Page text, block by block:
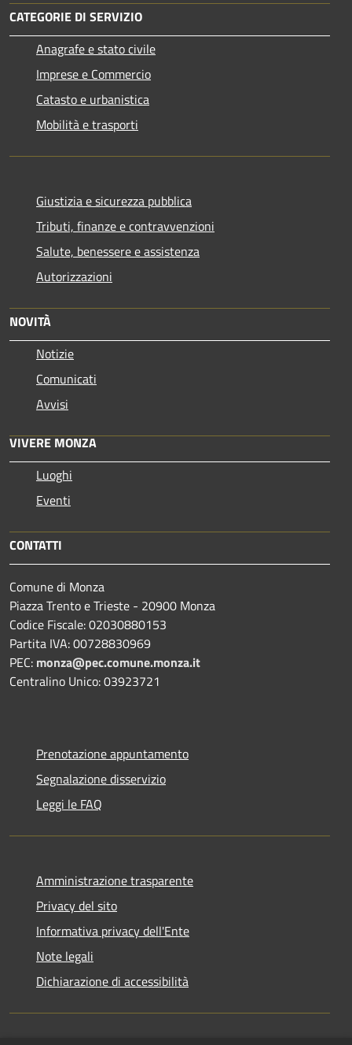
CATEGORIE DI SERVIZIO
Anagrafe e stato civile
Imprese e Commercio
Catasto e urbanistica
Mobilità e trasporti
Giustizia e sicurezza pubblica
Tributi, finanze e contravvenzioni
Salute, benessere e assistenza
Autorizzazioni
NOVITÀ
Notizie
Comunicati
Avvisi
VIVERE MONZA
Luoghi
Eventi
CONTATTI
Comune di Monza
Piazza Trento e Trieste - 20900 Monza
Codice Fiscale: 02030880153
Partita IVA: 00728830969
PEC: monza@pec.comune.monza.it
Centralino Unico: 03923721
Prenotazione appuntamento
Segnalazione disservizio
Leggi le FAQ
Amministrazione trasparente
Privacy del sito
Informativa privacy dell'Ente
Note legali
Dichiarazione di accessibilità